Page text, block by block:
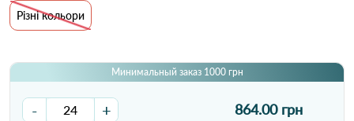
Різні кольори
Минимальный заказ 1000 грн
- + 864.00 грн